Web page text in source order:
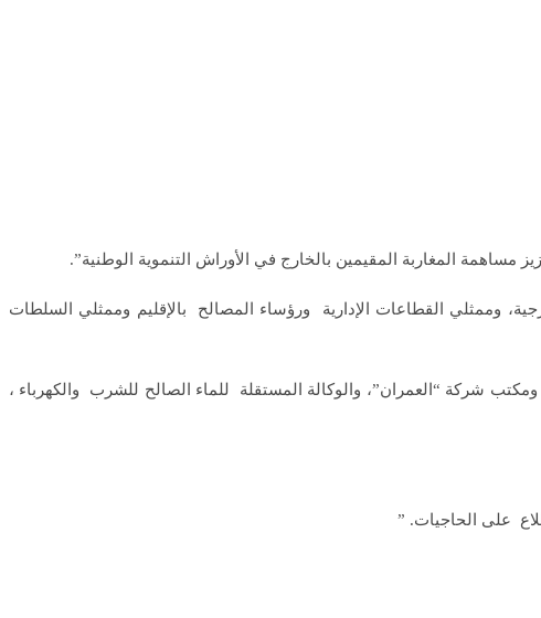
وممثلي القطاعات الإدارية ورؤساء المصالح بالإقليم وممثلي السلطات
شركة “العمران”، والوكالة المستقلة للماء الصالح للشرب والكهرباء ،